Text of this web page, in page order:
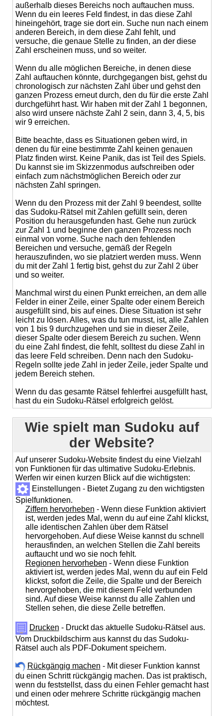
außerhalb dieses Bereichs noch auftauchen muss.
Wenn du ein leeres Feld findest, in das diese Zahl
hineingehört, trage sie dort ein. Suche nun nach einem
anderen Bereich, in dem diese Zahl fehlt, und
versuche, die genaue Stelle zu finden, an der diese
Zahl erscheinen muss, und so weiter.
Wenn du alle möglichen Bereiche, in denen diese
Zahl auftauchen könnte, durchgegangen bist, gehst du
chronologisch zur nächsten Zahl über und gehst den
ganzen Prozess erneut durch, den du für die erste Zahl
durchgeführt hast. Wir haben mit der Zahl 1 begonnen,
also wird unsere nächste Zahl 2 sein, dann 3, 4, 5, bis
wir 9 erreichen.
Bitte beachte, dass es Situationen geben wird, in
denen du für eine bestimmte Zahl keinen genauen
Platz finden wirst. Keine Panik, das ist Teil des Spiels.
Du kannst sie im Skizzenmodus aufschreiben oder
einfach zum nächstmöglichen Bereich oder zur
nächsten Zahl springen.
Wenn du den Prozess mit der Zahl 9 beendest, sollte
das Sudoku-Rätsel mit Zahlen gefüllt sein, deren
Position du herausgefunden hast. Gehe nun zurück
zur Zahl 1 und beginne den ganzen Prozess noch
einmal von vorne. Suche nach den fehlenden
Bereichen und versuche, gemäß der Regeln
herauszufinden, wo sie platziert werden muss. Wenn
du mit der Zahl 1 fertig bist, gehst du zur Zahl 2 über
und so weiter.
Manchmal wirst du einen Punkt erreichen, an dem alle
Felder in einer Zeile, einer Spalte oder einem Bereich
ausgefüllt sind, bis auf eines. Diese Situation ist sehr
leicht zu lösen. Alles, was du tun musst, ist, alle Zahlen
von 1 bis 9 durchzugehen und sie in dieser Zeile,
dieser Spalte oder diesem Bereich zu suchen. Wenn
du eine Zahl findest, die fehlt, solltest du diese Zahl in
das leere Feld schreiben. Denn nach den Sudoku-
Regeln sollte jede Zahl in jeder Zeile, jeder Spalte und
jedem Bereich stehen.
Wenn du das gesamte Rätsel fehlerfrei ausgefüllt hast,
hast du ein Sudoku-Rätsel erfolgreich gelöst.
Wie spielt man Sudoku auf
der Website?
Auf unserer Sudoku-Website findest du eine Vielzahl
von Funktionen für das ultimative Sudoku-Erlebnis.
Werfen wir einen kurzen Blick auf die wichtigsten:
Einstellungen - Bietet Zugang zu den wichtigsten
Spielfunktionen.
Ziffern hervorheben - Wenn diese Funktion aktiviert
ist, werden jedes Mal, wenn du auf eine Zahl klickst,
alle identischen Zahlen über dem Rätsel
hervorgehoben. Auf diese Weise kannst du schnell
herausfinden, an welchen Stellen die Zahl bereits
auftaucht und wo sie noch fehlt.
Regionen hervorheben - Wenn diese Funktion
aktiviert ist, werden jedes Mal, wenn du auf ein Feld
klickst, sofort die Zeile, die Spalte und der Bereich
hervorgehoben, die mit diesem Feld verbunden
sind. Auf diese Weise kannst du alle Zahlen und
Stellen sehen, die diese Zelle betreffen.
Drucken - Druckt das aktuelle Sudoku-Rätsel aus.
Vom Druckbildschirm aus kannst du das Sudoku-
Rätsel auch als PDF-Dokument speichern.
Rückgängig machen - Mit dieser Funktion kannst
du einen Schritt rückgängig machen. Das ist praktisch,
wenn du feststellst, dass du einen Fehler gemacht hast
und einen oder mehrere Schritte rückgängig machen
möchtest.